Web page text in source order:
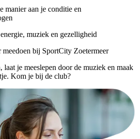
manier aan je conditie en
muziek en gezelligheid
meedoen bij SportCity Zoetermeer
laat je meeslepen door de muziek en maak
Kom je bij de club?